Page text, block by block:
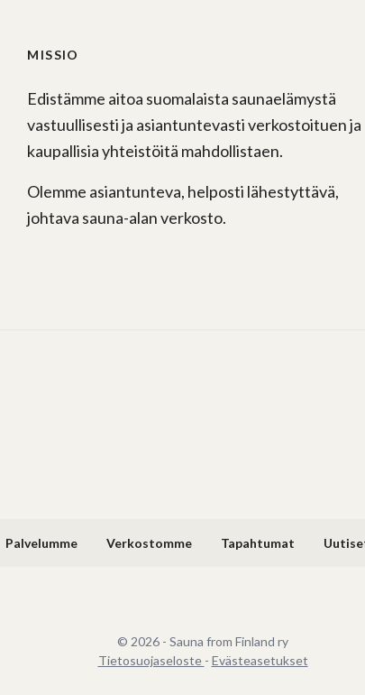
MISSIO
Edistämme aitoa suomalaista saunaelämystä
vastuullisesti ja asiantuntevasti verkostoituen ja
kaupallisia yhteistöitä mahdollistaen.
Olemme asiantunteva, helposti lähestyttävä,
johtava sauna-alan verkosto.
Palvelumme Verkostomme Tapahtumat
© 2026 - Sauna from Finland ry
Tietosuojaseloste - Evästeasetukset